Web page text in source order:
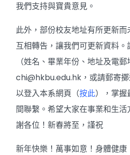
我們支持與寶貴意見。
此外，部份校友地址有所更新
互相轉告，讓我們可更新資料
（姓名、畢業年份、地址及電
chi@hkbu.edu.hk，或請郵寄
以登入本系網頁（按此），掌握
間聯繫。希望大家在事業和生
謝各位！新春將至，謹祝
新年快樂！萬事如意！身體健康